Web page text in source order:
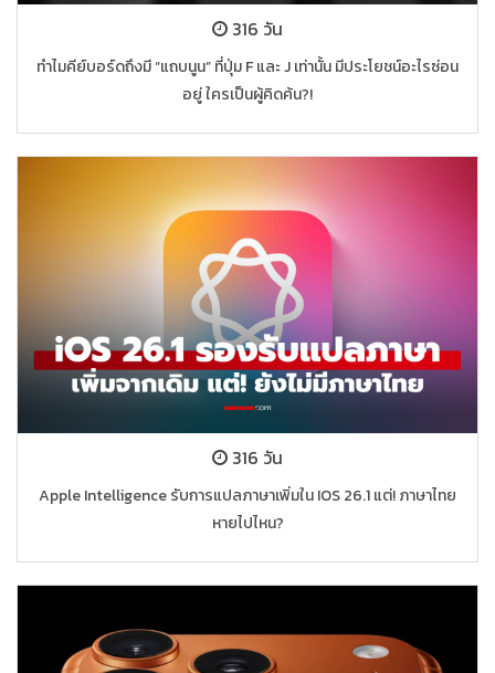
316 วัน
ทำไมคีย์บอร์ดถึงมี “แถบนูน” ที่ปุ่ม F และ J เท่านั้น มีประโยชน์อะไรซ่อน
อยู่ ใครเป็นผู้คิดค้น?!
316 วัน
Apple Intelligence รับการแปลภาษาเพิ่มใน IOS 26.1 แต่! ภาษาไทย
หายไปไหน?